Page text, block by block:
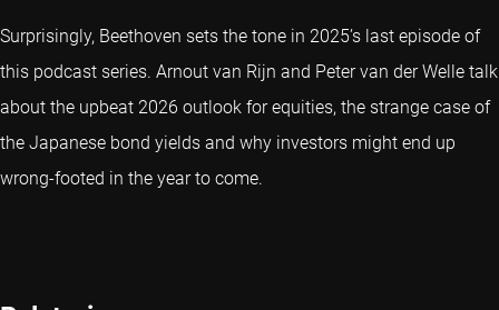
Surprisingly, Beethoven sets the tone in 2025’s last episode of
this podcast series. Arnout van Rijn and Peter van der Welle talk
about the upbeat 2026 outlook for equities, the strange case of
the Japanese bond yields and why investors might end up
wrong-footed in the year to come.